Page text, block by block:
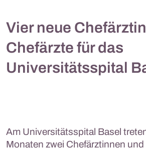
Vier neue
Chefärzte für das
Universitätsspital
Am Universitätsspital Basel
Monaten zwei Chefärztinnen